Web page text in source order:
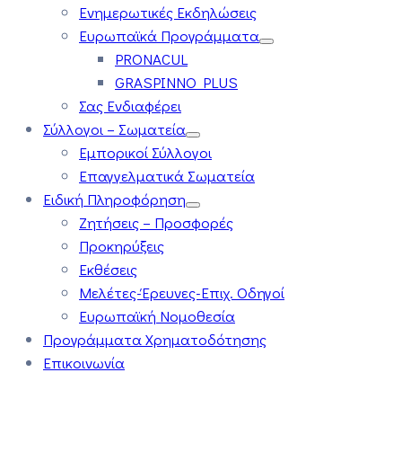
Ενημερωτικές Εκδηλώσεις
Ευρωπαϊκά Προγράμματα
PRONACUL
GRASPINNO PLUS
Σας Ενδιαφέρει
Σύλλογοι – Σωματεία
Εμπορικοί Σύλλογοι
Επαγγελματικά Σωματεία
Ειδική Πληροφόρηση
Ζητήσεις – Προσφορές
Προκηρύξεις
Εκθέσεις
Μελέτες-Έρευνες-Επιχ. Οδηγοί
Ευρωπαϊκή Νομοθεσία
Προγράμματα Χρηματοδότησης
Επικοινωνία